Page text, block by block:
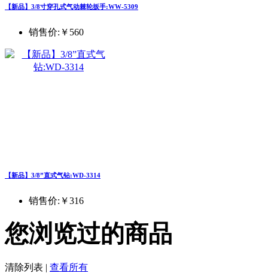
【新品】3/8寸穿孔式气动棘轮扳手:WW-5309
销售价: ￥560
【新品】3/8”直式气钻:WD-3314
销售价: ￥316
您浏览过的商品
清除列表 | 查看所有